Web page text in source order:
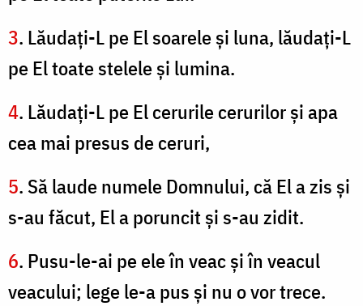
3. Lăudaţi-L pe El soarele şi luna, lăudaţi-L
pe El toate stelele şi lumina.
4. Lăudaţi-L pe El cerurile cerurilor şi apa
cea mai presus de ceruri,
5. Să laude numele Domnului, că El a zis şi
s-au făcut, El a poruncit şi s-au zidit.
6. Pusu-le-ai pe ele în veac şi în veacul
veacului; lege le-a pus şi nu o vor trece.